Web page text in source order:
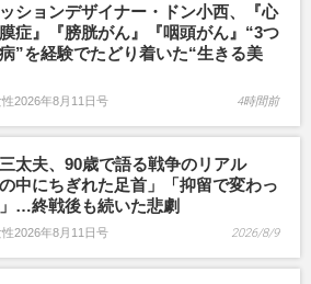
ションデザイナー・ドン小西、『心
症』『膀胱がん』『咽頭がん』“3つ
”を経験でたどり着いた“生きる美
2026年8月11日号 4時間前
太夫、90歳で語る戦争のリアル
の中にちぎれた足首」「抑留で変わっ
…終戦後も続いた悲劇
2026年8月11日号 2026/8/9